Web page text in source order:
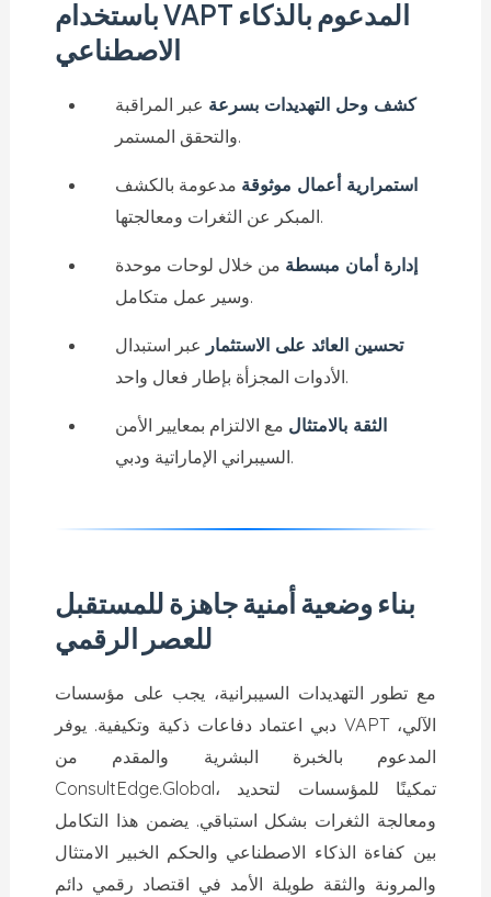
باستخدام VAPT المدعوم بالذكاء
الاصطناعي
كشف وحل التهديدات بسرعة عبر المراقبة
والتحقق المستمر.
استمرارية أعمال موثوقة مدعومة بالكشف
المبكر عن الثغرات ومعالجتها.
إدارة أمان مبسطة من خلال لوحات موحدة
وسير عمل متكامل.
تحسين العائد على الاستثمار عبر استبدال
الأدوات المجزأة بإطار فعال واحد.
الثقة بالامتثال مع الالتزام بمعايير الأمن
السيبراني الإماراتية ودبي.
بناء وضعية أمنية جاهزة للمستقبل
للعصر الرقمي
مع تطور التهديدات السيبرانية، يجب على مؤسسات
دبي اعتماد دفاعات ذكية وتكيفية. يوفر VAPT الآلي،
المدعوم بالخبرة البشرية والمقدم من
ConsultEdge.Global، تمكينًا للمؤسسات لتحديد
ومعالجة الثغرات بشكل استباقي. يضمن هذا التكامل
بين كفاءة الذكاء الاصطناعي والحكم الخبير الامتثال
والمرونة والثقة طويلة الأمد في اقتصاد رقمي دائم